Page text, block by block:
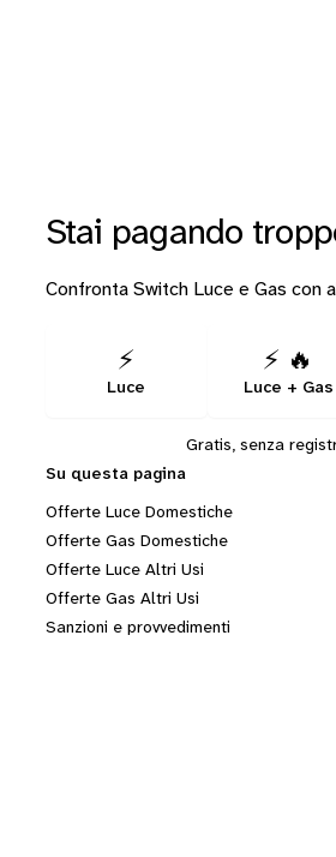
Stai pagando
Confronta Switch Luce e Gas con
⚡
Luce
⚡ 🔥
Luce + Gas
Gratis, senza
Su questa pagina
Offerte Luce Domestiche
Offerte Gas Domestiche
Offerte Luce Altri Usi
Offerte Gas Altri Usi
Sanzioni e provvedimenti